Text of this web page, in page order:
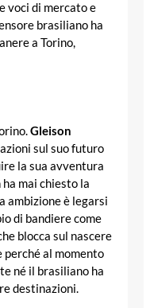
voci di mercato e
brasiliano ha
a Torino,
Gleison
sul suo futuro
la sua avventura
mai chiesto la
ambizione è legarsi
di bandiere come
blocca sul nascere
al momento
né il brasiliano ha
destinazioni.